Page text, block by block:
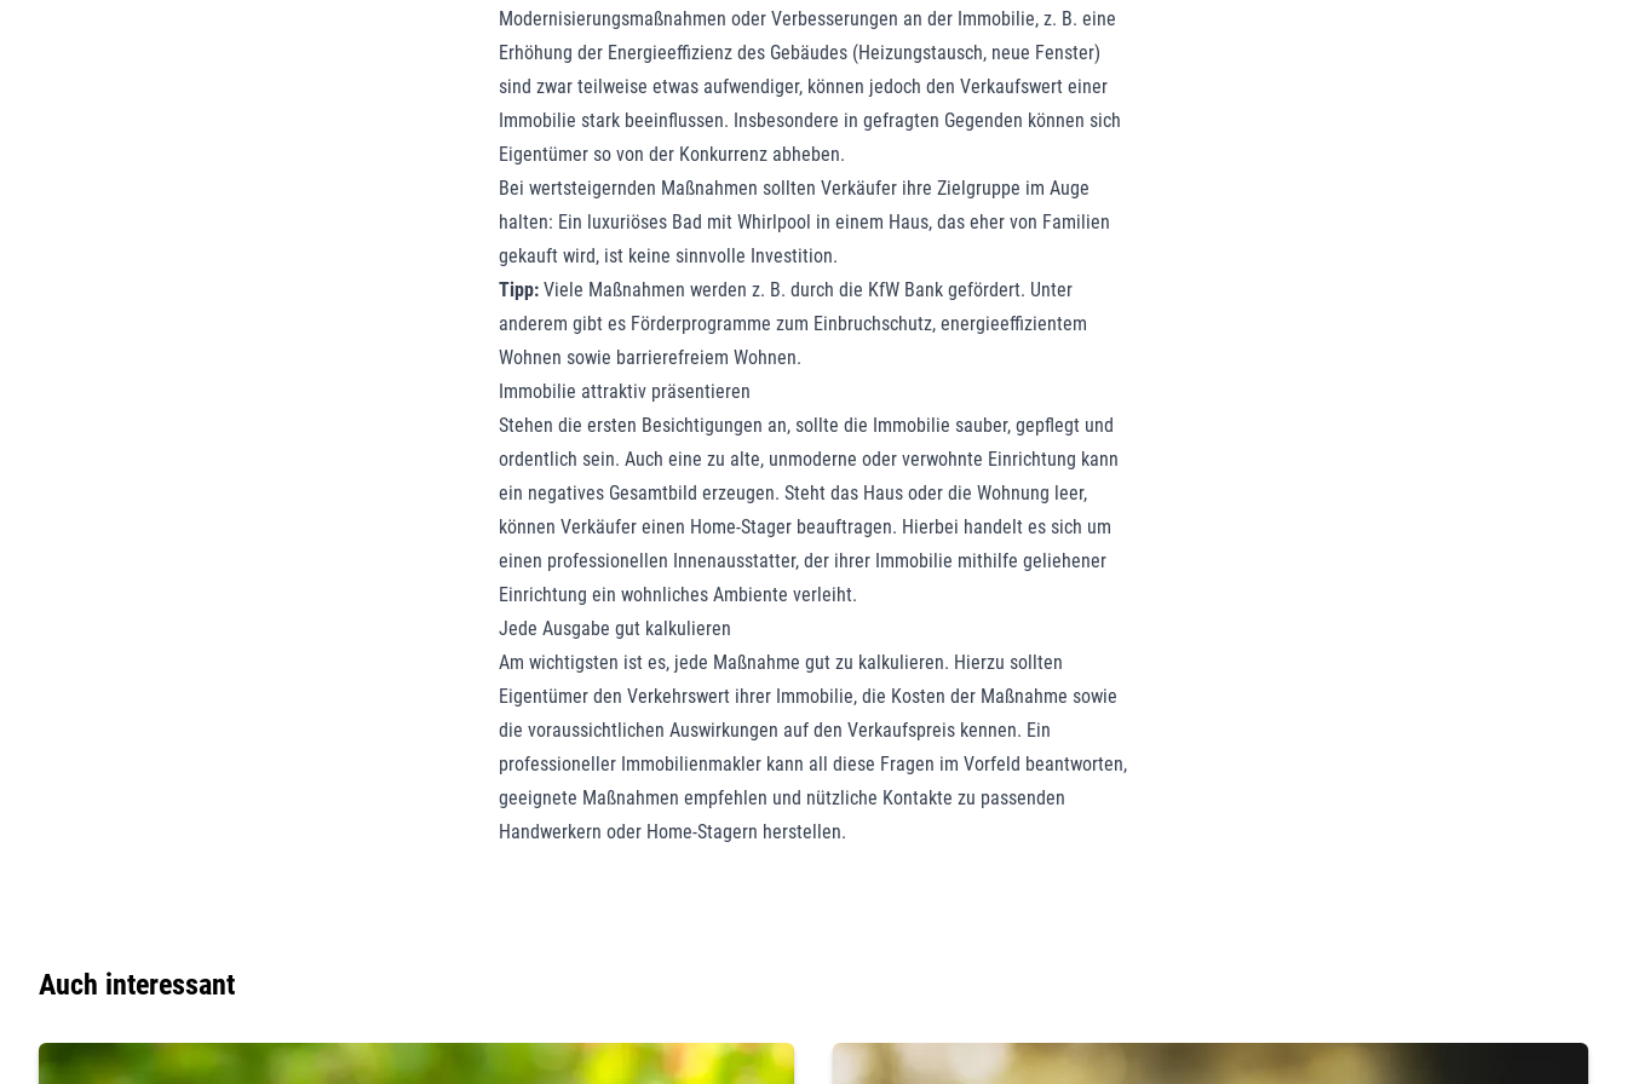
Modernisierungsmaßnahmen oder Verbesserungen an der Immobilie, z. B. eine
Erhöhung der Energieeffizienz des Gebäudes (Heizungstausch, neue Fenster)
sind zwar teilweise etwas aufwendiger, können jedoch den Verkaufswert einer
Immobilie stark beeinflussen. Insbesondere in gefragten Gegenden können sich
Eigentümer so von der Konkurrenz abheben.
Bei wertsteigernden Maßnahmen sollten Verkäufer ihre Zielgruppe im Auge
halten: Ein luxuriöses Bad mit Whirlpool in einem Haus, das eher von Familien
gekauft wird, ist keine sinnvolle Investition.
Tipp: Viele Maßnahmen werden z. B. durch die KfW Bank gefördert. Unter
anderem gibt es Förderprogramme zum Einbruchschutz, energieeffizientem
Wohnen sowie barrierefreiem Wohnen.
Immobilie attraktiv präsentieren
Stehen die ersten Besichtigungen an, sollte die Immobilie sauber, gepflegt und
ordentlich sein. Auch eine zu alte, unmoderne oder verwohnte Einrichtung kann
ein negatives Gesamtbild erzeugen. Steht das Haus oder die Wohnung leer,
können Verkäufer einen Home-Stager beauftragen. Hierbei handelt es sich um
einen professionellen Innenausstatter, der ihrer Immobilie mithilfe geliehener
Einrichtung ein wohnliches Ambiente verleiht.
Jede Ausgabe gut kalkulieren
Am wichtigsten ist es, jede Maßnahme gut zu kalkulieren. Hierzu sollten
Eigentümer den Verkehrswert ihrer Immobilie, die Kosten der Maßnahme sowie
die voraussichtlichen Auswirkungen auf den Verkaufspreis kennen. Ein
professioneller Immobilienmakler kann all diese Fragen im Vorfeld beantworten,
geeignete Maßnahmen empfehlen und nützliche Kontakte zu passenden
Handwerkern oder Home-Stagern herstellen.
Auch interessant